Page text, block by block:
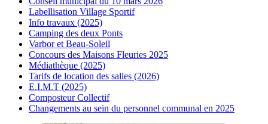
Labellisation Village Sportif
Info travaux (2025)
Camping des deux Ponts
Varbor et Beau-Soleil
Concours des Maisons Fleuries 2025
Médiathèque (2025)
Tarifs de location des salles (2026)
E.I.M.T (2025)
Composteur Collectif
Changements au sein du personnel communal en 2025